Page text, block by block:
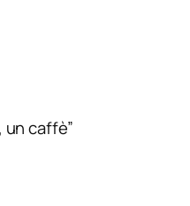
un caffè”